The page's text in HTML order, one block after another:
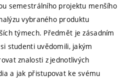
semestrálního projektu menšího
vybraného produktu
týmech. Předmět je zásadním
studenti uvědomili, jakým
znalosti z jednotlivých
a jak přistupovat ke svému